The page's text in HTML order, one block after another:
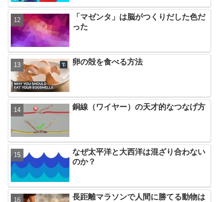
「マゼンタ」は脳がつくりだした色だ
った
卵の殻を食べる方法
銅線（ワイヤー）の天才的なつなげ方
なぜ太平洋と大西洋は混ざり合わない
のか？
長距離マラソンで人間に勝てる動物は